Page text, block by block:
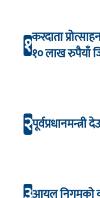
१करदाता
१० लाख रुपैयाँ
२